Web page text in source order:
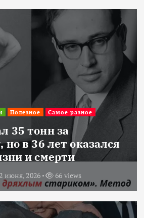
Полезное Самое разное
35 тонн за
но в 36 лет оказался
и смерти
июня, 2026 66 views